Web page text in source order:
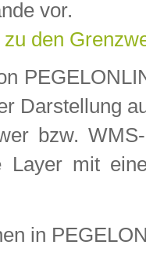
vor.
zu den
Darstellung
bzw.
Layer mit
in